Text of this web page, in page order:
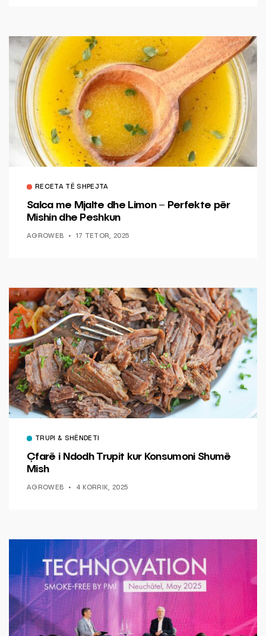
RECETA TË SHPEJTA
Salca me Mjalte dhe Limon – Perfekte për
Mishin dhe Peshkun
AGROWEB 17 TETOR, 2025
TRUPI & SHËNDETI
Çfarë i Ndodh Trupit kur Konsumoni Shumë
Mish
AGROWEB 4 KORRIK, 2025